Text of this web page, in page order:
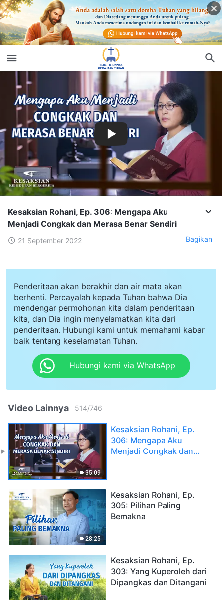
Kesaksian Rohani, Ep. 306: Mengapa Aku
Menjadi Congkak dan Merasa Benar Sendiri
21 September 2022 Bagikan
Penderitaan akan berakhir dan air mata akan
berhenti. Percayalah kepada Tuhan bahwa Dia
mendengar permohonan kita dalam penderitaan
kita, dan Dia ingin menyelamatkan kita dari
penderitaan. Hubungi kami untuk memahami kabar
baik tentang keselamatan Tuhan.
Hubungi kami via WhatsApp
Video Lainnya 514/746
35:09
Kesaksian Rohani, Ep.
306: Mengapa Aku
Menjadi Congkak dan
28:25
Kesaksian Rohani, Ep.
305: Pilihan Paling
Bemakna
Kesaksian Rohani, Ep.
303: Yang Kuperoleh dari
Dipangkas dan Ditangani